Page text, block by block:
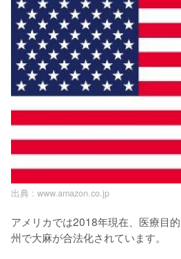
出典 : www.amazon.co.jp
アメリカでは2018年現在、医療目
州で大麻が合法化されています。